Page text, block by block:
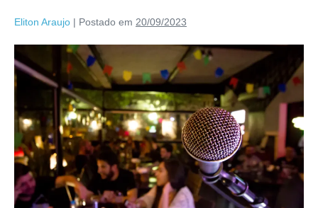
Eliton Araujo | Postado em 20/09/2023